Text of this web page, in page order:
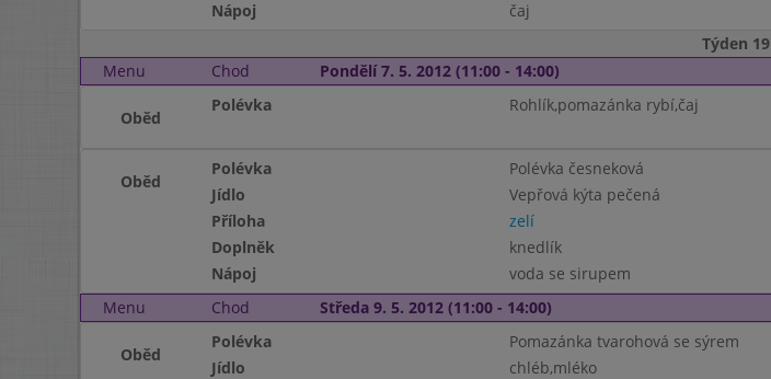
Nápoj
čaj
Týden 19
Menu
Chod Pondělí 7. 5. 2012 (11:00 - 14:00)
Oběd
Polévka Rohlík,pomazánka rybí,čaj
Oběd
Polévka
Polévka česneková
Jídlo
Vepřová kýta pečená
Příloha
zelí
Doplněk
knedlík
Nápoj
voda se sirupem
Menu
Chod Středa 9. 5. 2012 (11:00 - 14:00)
Oběd
Polévka
Pomazánka tvarohová se sýrem
Jídlo
chléb,mléko